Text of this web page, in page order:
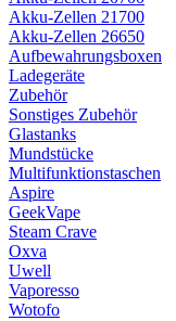
Akku-Zellen 21700
Akku-Zellen 26650
Aufbewahrungsboxen
Ladegeräte
Zubehör
Sonstiges Zubehör
Glastanks
Mundstücke
Multifunktionstaschen
Aspire
GeekVape
Steam Crave
Oxva
Uwell
Vaporesso
Wotofo